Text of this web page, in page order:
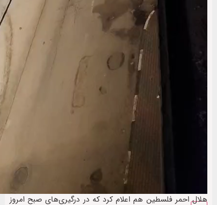
هلال احمر فلسطین هم اعلام کرد که در درگیری‌های صبح امروز